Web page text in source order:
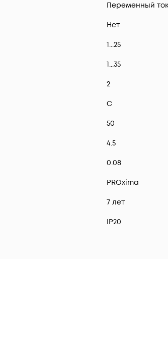
Переменный
Нет
1...25
1...35
2
C
50
4.5
0.08
PROxima
7 лет
IP20